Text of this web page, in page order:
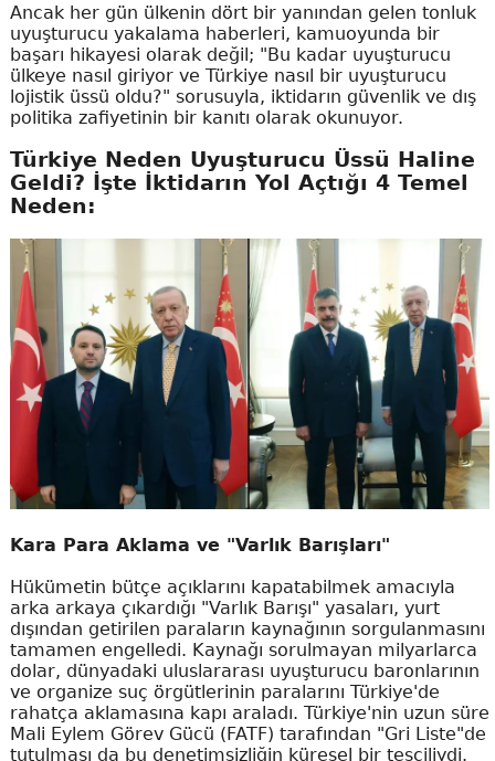
Ancak her gün ülkenin dört bir yanından gelen tonluk
uyuşturucu yakalama haberleri, kamuoyunda bir
başarı hikayesi olarak değil; "Bu kadar uyuşturucu
ülkeye nasıl giriyor ve Türkiye nasıl bir uyuşturucu
lojistik üssü oldu?" sorusuyla, iktidarın güvenlik ve dış
politika zafiyetinin bir kanıtı olarak okunuyor.
Türkiye Neden Uyuşturucu Üssü Haline
Geldi? İşte İktidarın Yol Açtığı 4 Temel
Neden:
Kara Para Aklama ve "Varlık Barışları"
Hükümetin bütçe açıklarını kapatabilmek amacıyla
arka arkaya çıkardığı "Varlık Barışı" yasaları, yurt
dışından getirilen paraların kaynağının sorgulanmasını
tamamen engelledi. Kaynağı sorulmayan milyarlarca
dolar, dünyadaki uluslararası uyuşturucu baronlarının
ve organize suç örgütlerinin paralarını Türkiye'de
rahatça aklamasına kapı araladı. Türkiye'nin uzun süre
Mali Eylem Görev Gücü (FATF) tarafından "Gri Liste"de
tutulması da bu denetimsizliğin küresel bir tesciliydi.